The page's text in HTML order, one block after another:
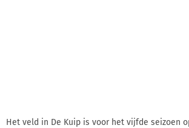
Het veld in De Kuip is voor het vijfde seizoen